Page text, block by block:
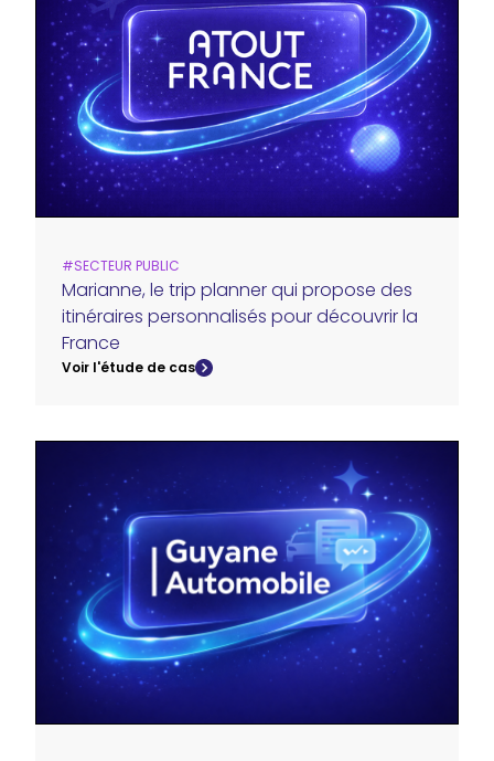
#SECTEUR PUBLIC
Marianne, le trip planner qui propose des
itinéraires personnalisés pour découvrir la
France
Voir l'étude de cas